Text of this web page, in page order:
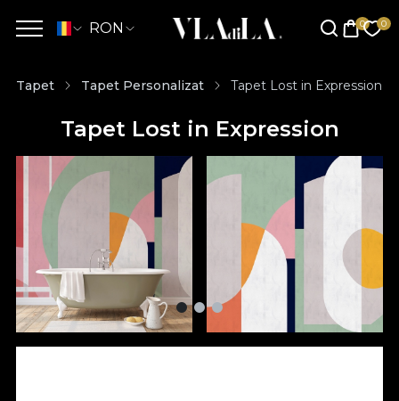
RON
Tapet Tapet Personalizat Tapet Lost in Expression
Tapet Lost in Expression